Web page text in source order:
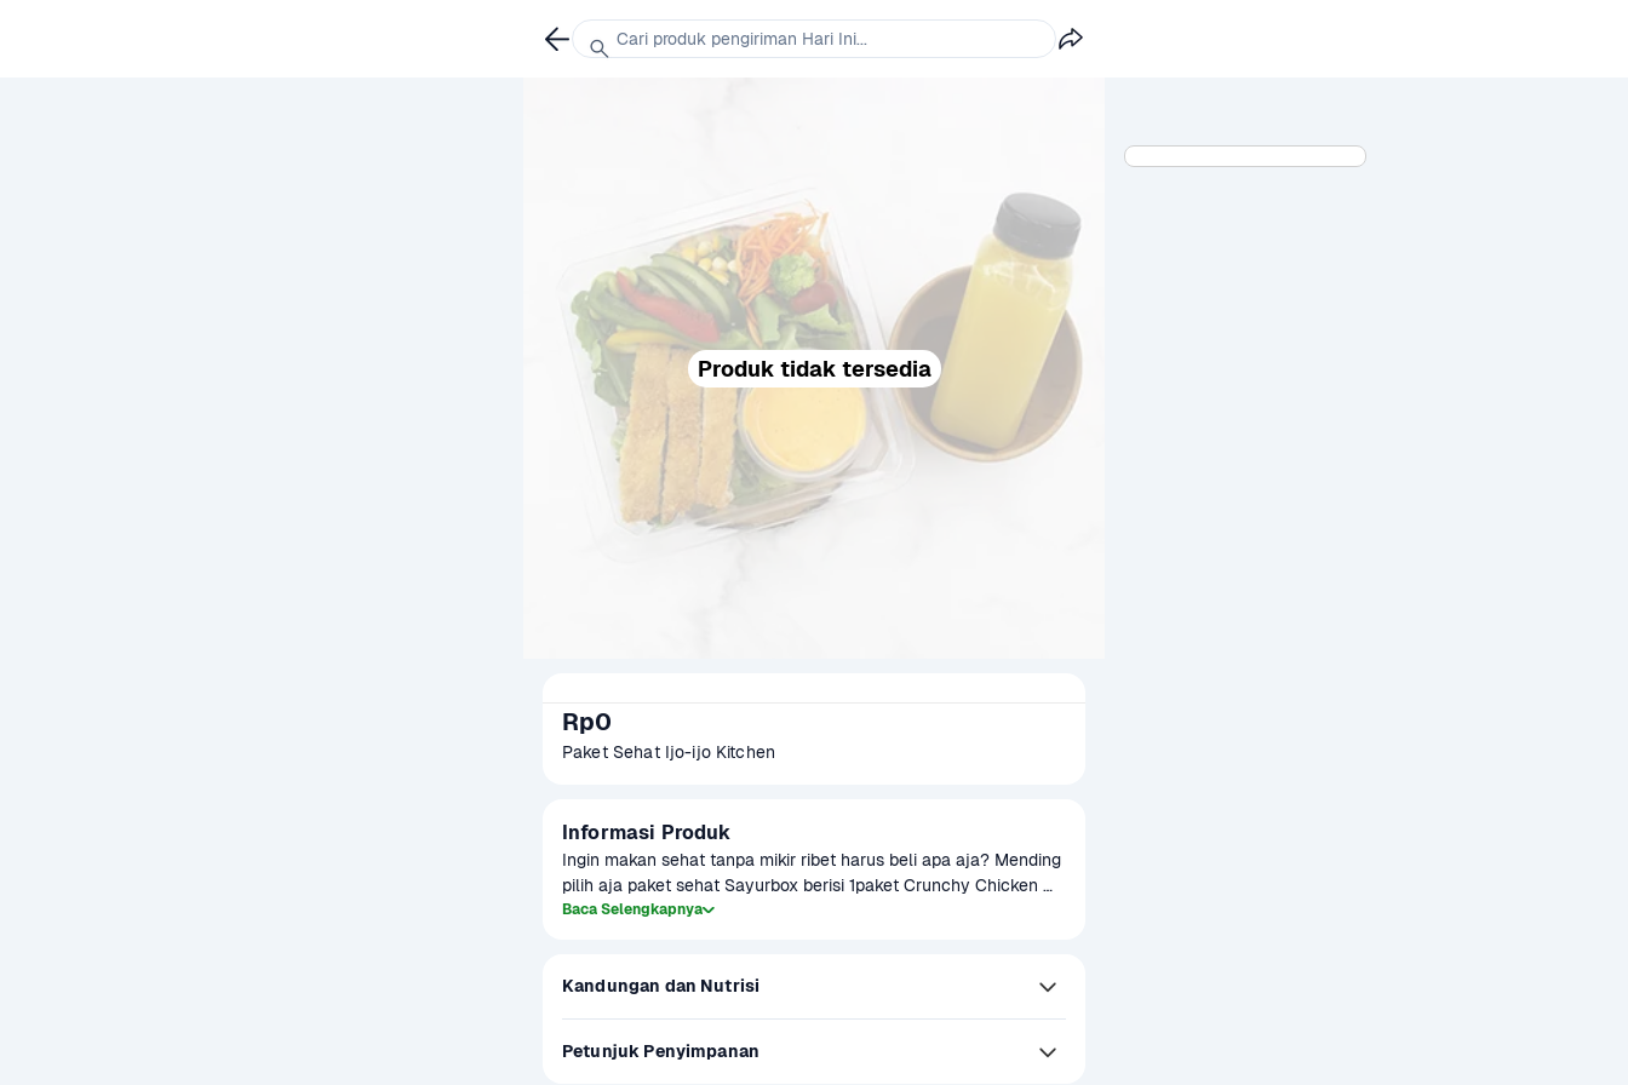
Produk tidak tersedia
Rp0
Paket Sehat Ijo-ijo Kitchen
Informasi Produk
Ingin makan sehat tanpa mikir ribet harus beli apa aja? Mending
pilih aja paket sehat Sayurbox berisi 1paket Crunchy Chicken
Salad dan Jus Nanas yang merupakan kombinasi sehat mantap.
Baca Selengkapnya
Kandungan dan Nutrisi
Petunjuk Penyimpanan
Cari produk pengiriman Hari Ini...